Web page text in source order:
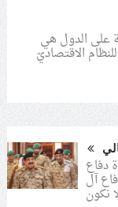
على الدول هي
الاقتصاديّ
2026): «قوّة دفاع
آل
نكون